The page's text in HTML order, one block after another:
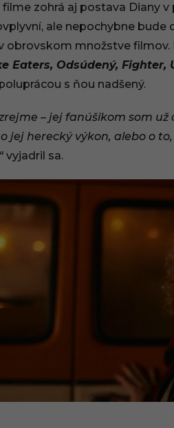
zohrá aj postava Diany v
ale nepochybne bude
obrovskom množstve
Eaters, Odsúdený, Fighter,
s ňou nadšený.
– jej fanúšikom som
jej herecký výkon, alebo o
vyjadril sa.